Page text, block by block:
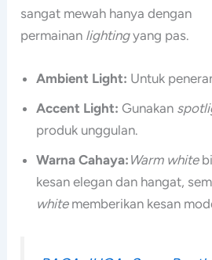
sangat mewah hanya dengan
permainan lightingyang pas.
Ambient Light: Untuk
Accent Light: Gunakan
produk unggulan.
Warna Cahaya: Warm white
kesan elegan dan hangat,
whitememberikan kesan